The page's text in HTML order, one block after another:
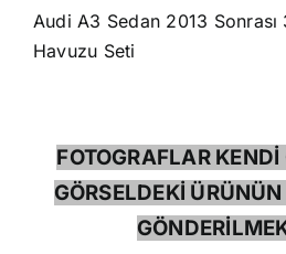
adet
Audi A3 Sedan 2013
Havuzu Seti
FOTOGRAFLAR
GÖRSELDEKİ